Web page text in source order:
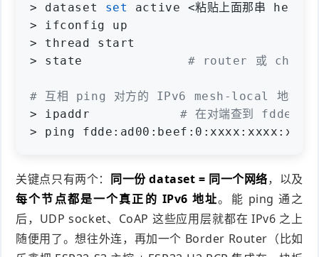
> dataset set
active <粘贴上面那串 hex>
> ifconfig up
> thread start
> state # router 或 child
# 互相 ping 对方的 IPv6 mesh-local 地址
> ipaddr# 在对端查到 fdde:...
> ping
关键点只有两个： 同一份 dataset = 同一个网络，以及
每个节点都是一个真正的 IPv6 地址。能 ping 通之
后，UDP socket、CoAP 这些应用层就都在 IPv6 之上
随便用了。想往外连，再加一个 Border Router（比如